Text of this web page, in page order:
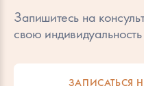
Запишитесь на
свою
ЗАПИСАТЬСЯ